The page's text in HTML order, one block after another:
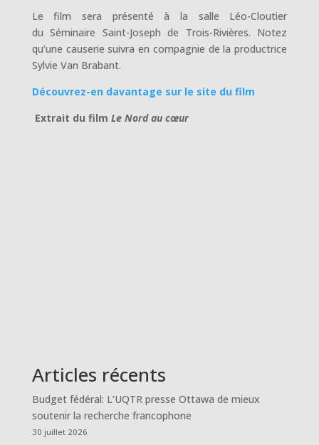
Le film sera présenté à la salle Léo-Cloutier
du Séminaire Saint-Joseph de Trois-Rivières. Notez
qu’une causerie suivra en compagnie de la productrice
Sylvie Van Brabant.
Découvrez-en davantage sur le site du film
Extrait du film Le Nord au cœur
Articles récents
Budget fédéral: L’UQTR presse Ottawa de mieux
soutenir la recherche francophone
30 juillet 2026